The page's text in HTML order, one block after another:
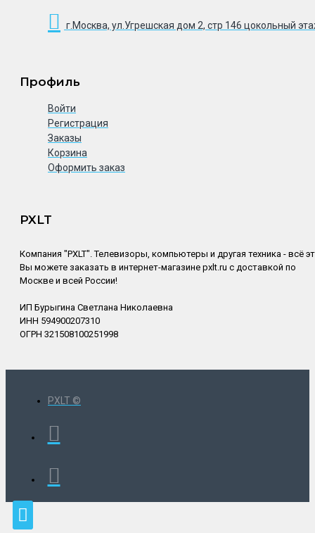
г.Москва, ул.Угрешская дом 2, стр 146 цокольный
Профиль
Войти
Регистрация
Заказы
Корзина
Оформить заказ
PXLT
Компания "PXLT". Телевизоры, компьютеры и другая техника - всё
Вы можете заказать в интернет-магазине pxlt.ru с доставкой по
Москве и всей России!
ИП Бурыгина Светлана Николаевна
ИНН 594900207310
ОГРН 321508100251998
PXLT ©